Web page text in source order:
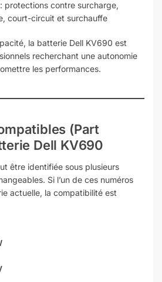
: protections contre surcharge,
court-circuit et surchauffe
la batterie Dell KV690 est
recherchant une autonomie
les performances.
(Part
Dell KV690
être identifiée sous plusieurs
Si l’un de ces numéros
actuelle, la compatibilité est